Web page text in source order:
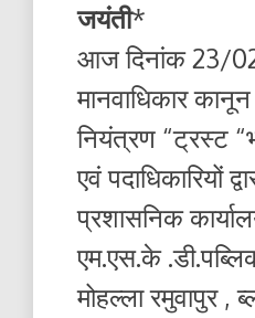
जयंती*
आज दिनांक 23/
मानवाधिकार
नियंत्रण “ट्रस्ट
एवं पदाधिकारियों
प्रशासनिक
एम.एस.के
मोहल्ला रमुवापुर ,